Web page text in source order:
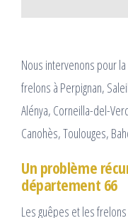
Nous intervenons pour
frelons à Perpignan,
Alénya, Corneilla-del-
Canohès, Toulouges,
Un problème
département 66
Les guêpes et les